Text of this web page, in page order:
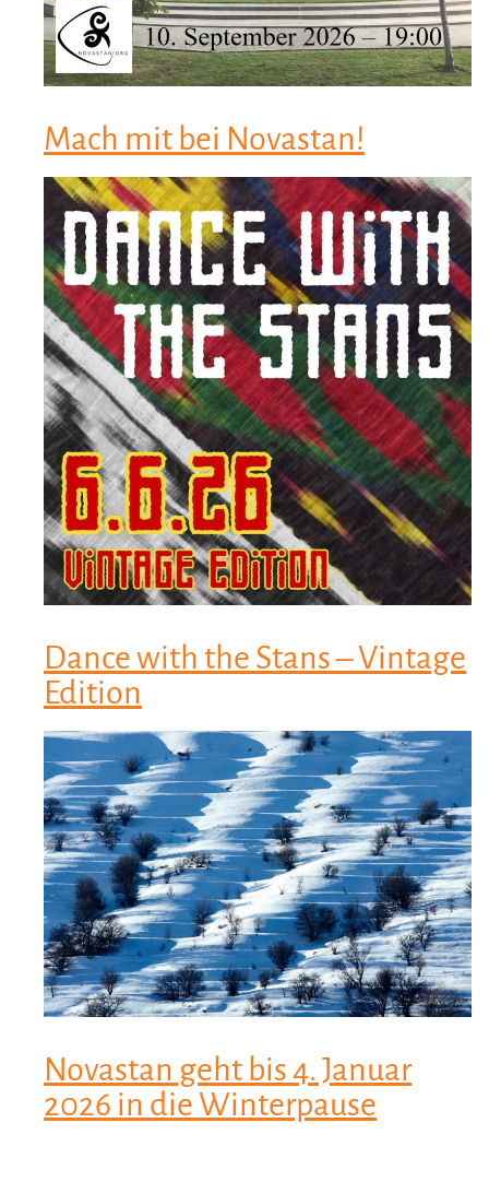
Mach mit bei Novastan!
Dance with the Stans – Vintage
Edition
Novastan geht bis 4. Januar
2026 in die Winterpause